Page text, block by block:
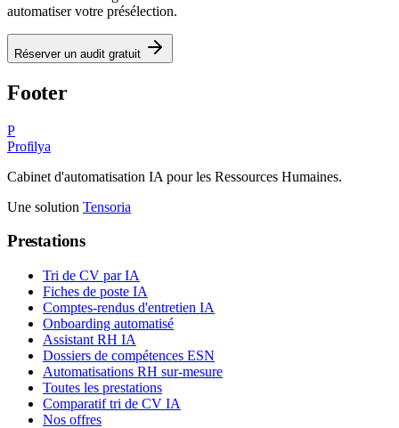
automatiser votre présélection.
Réserver un audit gratuit
Footer
P
Profilya
Cabinet d'automatisation IA pour les Ressources Humaines.
Une solution Tensoria
Prestations
Tri de CV par IA
Fiches de poste IA
Comptes-rendus d'entretien IA
Onboarding automatisé
Assistant RH IA
Dossiers de compétences ESN
Automatisations RH sur-mesure
Toutes les prestations
Comparatif tri de CV IA
Nos offres